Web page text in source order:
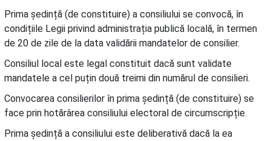
Prima ședință (de constituire) a consiliului se convocă, în
condițiile Legii privind administrația publică locală, în termen
de 20 de zile de la data validării mandatelor de consilier.
Consiliul local este legal constituit dacă sunt validate
mandatele a cel puțin două treimi din numărul de consilieri.
Convocarea consilierilor în prima ședință (de constituire) se
face prin hotărârea consiliului electoral de circumscripție.
Prima ședință a consiliului este deliberativă dacă la ea